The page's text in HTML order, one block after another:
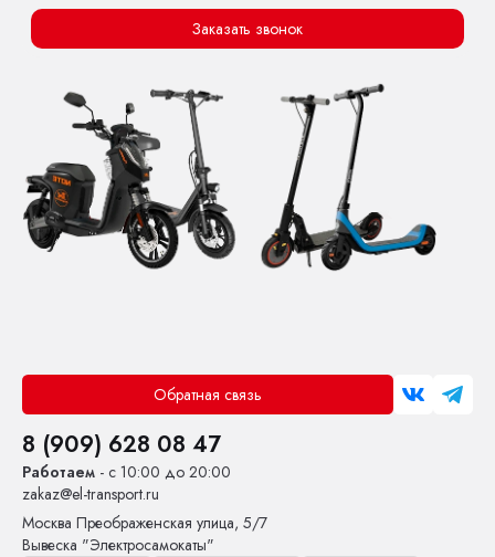
Заказать звонок
Обратная связь
8 (909) 628 08 47
Работаем - с 10:00 до 20:00
zakaz@el-transport.ru
Москва Преображенская улица, 5/7
Вывеска "Электросамокаты"